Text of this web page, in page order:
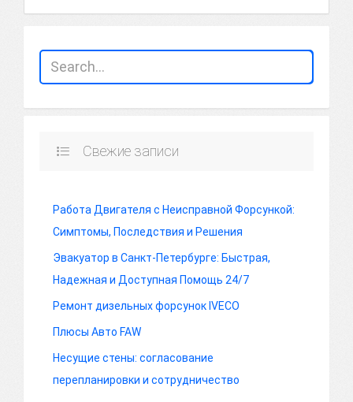
Свежие записи
Работа Двигателя с Неисправной Форсункой:
Симптомы, Последствия и Решения
Эвакуатор в Санкт-Петербурге: Быстрая,
Надежная и Доступная Помощь 24/7
Ремонт дизельных форсунок IVECO
Плюсы Авто FAW
Несущие стены: согласование
перепланировки и сотрудничество